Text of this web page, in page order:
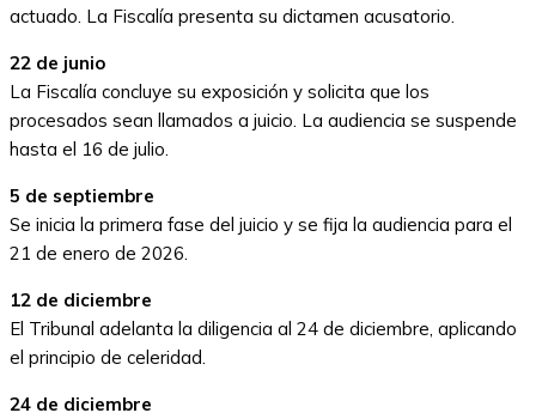
actuado. La Fiscalía presenta su dictamen acusatorio.
22 de junio
La Fiscalía concluye su exposición y solicita que los
procesados sean llamados a juicio. La audiencia se suspende
hasta el 16 de julio.
5 de septiembre
Se inicia la primera fase del juicio y se fija la audiencia para el
21 de enero de 2026.
12 de diciembre
El Tribunal adelanta la diligencia al 24 de diciembre, aplicando
el principio de celeridad.
24 de diciembre